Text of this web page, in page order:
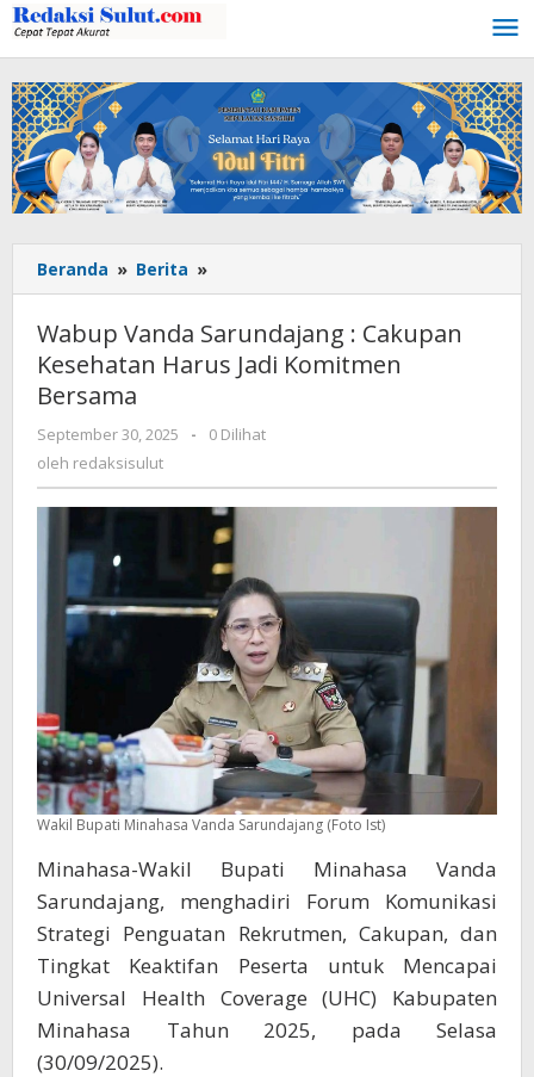
Lewati
ke
konten
Beranda » Berita »
Vanda
Sarundajang
:
Cakupan
Jadi
Bersama
Wabup Vanda Sarundajang : Cakupan
Kesehatan Harus Jadi Komitmen
Bersama
September 30, 2025
oleh
-
0 Dilihat
oleh redaksisulut
Wakil Bupati Minahasa Vanda Sarundajang (Foto Ist)
Minahasa-Wakil Bupati Minahasa Vanda
Sarundajang, menghadiri Forum Komunikasi
Strategi Penguatan Rekrutmen, Cakupan, dan
Tingkat Keaktifan Peserta untuk Mencapai
Universal Health Coverage (UHC) Kabupaten
Minahasa Tahun 2025, pada Selasa
(30/09/2025).